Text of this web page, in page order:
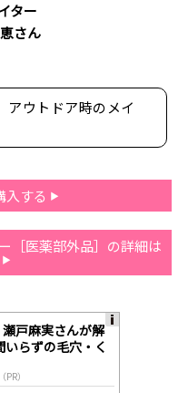
ター
さん
アウトドア時のメイ
入する
［医薬部外品］の詳細は
戸麻実さんが解
いらずの毛穴・く
）